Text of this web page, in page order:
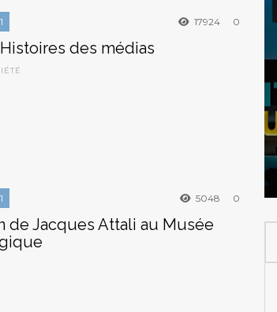
17924 0
des médias
5048 0
de Jacques Attali au Musée